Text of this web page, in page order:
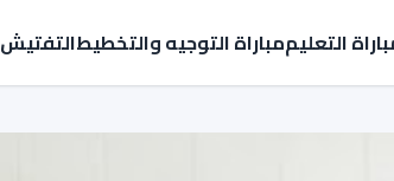
التعليممباراة التوجيه والتخطيطالتفتيش